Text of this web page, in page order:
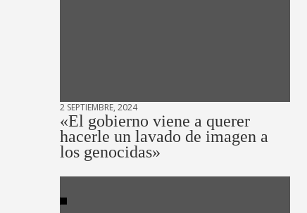
2 SEPTIEMBRE, 2024
«El gobierno viene a querer
hacerle un lavado de imagen a
los genocidas»